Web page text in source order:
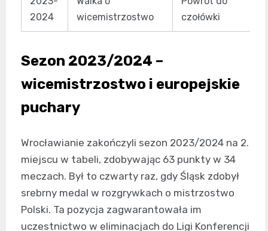
2024
wicemistrzostwo
czołówki
Sezon 2023/2024 –
wicemistrzostwo i europejskie
puchary
Wrocławianie zakończyli sezon 2023/2024 na 2.
miejscu w tabeli, zdobywając 63 punkty w 34
meczach. Był to czwarty raz, gdy Śląsk zdobył
srebrny medal w rozgrywkach o mistrzostwo
Polski. Ta pozycja zagwarantowała im
uczestnictwo w eliminacjach do Ligi Konferencji